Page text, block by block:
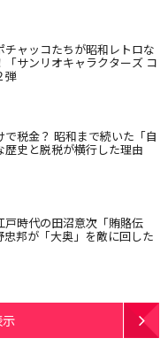
チャッコたちが昭和レトロな
「サンリオキャラクターズ コ
弾
で税金？ 昭和まで続いた「自
歴史と脱税が横行した理由
戸時代の田沼意次「賄賂伝
邦が「大奥」を敵に回した